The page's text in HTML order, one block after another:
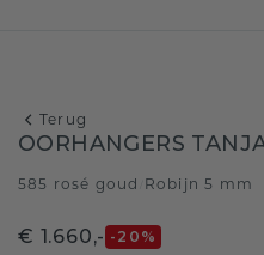
Terug
OORHANGERS
585 rosé goud Robijn 5 mm
€ 1.660,- -20 %